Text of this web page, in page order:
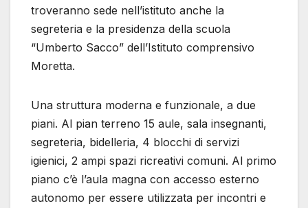
troveranno sede nell’istituto anche la
segreteria e la presidenza della scuola
“Umberto Sacco” dell’Istituto comprensivo
Moretta.
Una struttura moderna e funzionale, a due
piani. Al pian terreno 15 aule, sala insegnanti,
segreteria, bidelleria, 4 blocchi di servizi
igienici, 2 ampi spazi ricreativi comuni. Al primo
piano c’è l’aula magna con accesso esterno
autonomo per essere utilizzata per incontri e